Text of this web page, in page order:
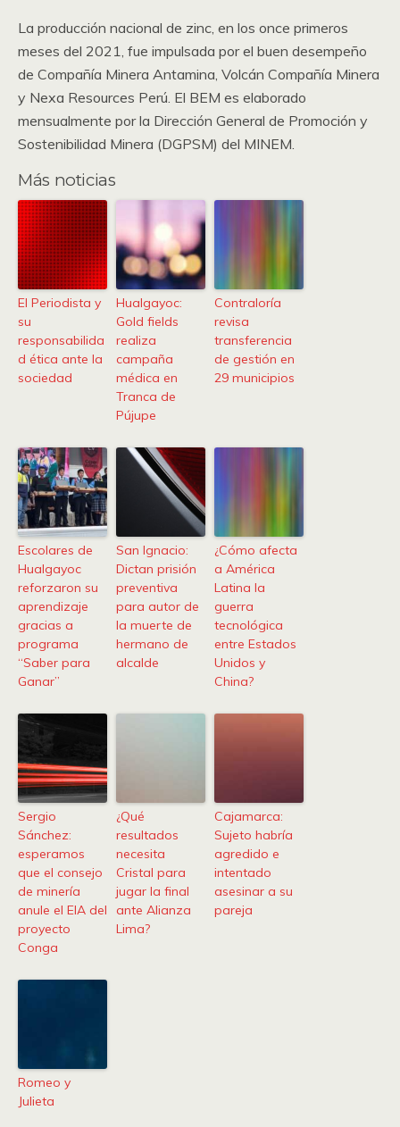
La producción nacional de zinc, en los once primeros
meses del 2021, fue impulsada por el buen desempeño
de Compañía Minera Antamina, Volcán Compañía Minera
y Nexa Resources Perú. El BEM es elaborado
mensualmente por la Dirección General de Promoción y
Sostenibilidad Minera (DGPSM) del MINEM.
Más noticias
El Periodista y
su
responsabilida
d ética ante la
sociedad
Hualgayoc:
Gold fields
realiza
campaña
médica en
Tranca de
Pújupe
Contraloría
revisa
transferencia
de gestión en
29 municipios
Escolares de
Hualgayoc
reforzaron su
aprendizaje
gracias a
programa
“Saber para
Ganar”
San Ignacio:
Dictan prisión
preventiva
para autor de
la muerte de
hermano de
alcalde
¿Cómo afecta
a América
Latina la
guerra
tecnológica
entre Estados
Unidos y
China?
Sergio
Sánchez:
esperamos
que el consejo
de minería
anule el EIA del
proyecto
Conga
¿Qué
resultados
necesita
Cristal para
jugar la final
ante Alianza
Lima?
Cajamarca:
Sujeto habría
agredido e
intentado
asesinar a su
pareja
Romeo y
Julieta